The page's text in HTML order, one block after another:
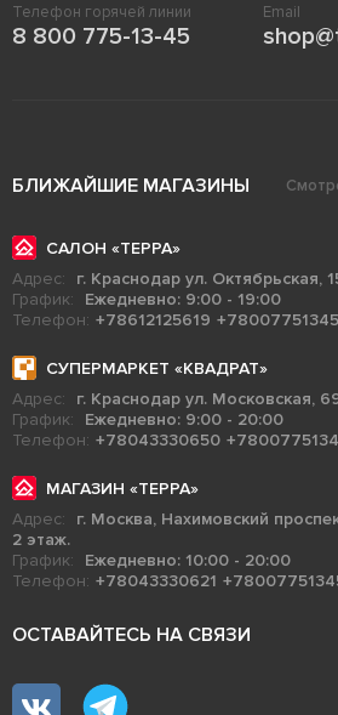
Телефон горячей линии
8 800 775-13-45
Email
БЛИЖАЙШИЕ МАГАЗИНЫ
САЛОН «ТЕРРА»
Адрес:
г. Краснодар ул. Октябрьская,
График:
Ежедневно: 9:00 - 19:00
Телефон: +78612125619 +78007751345
СУПЕРМАРКЕТ «КВАДРАТ»
Адрес:
г. Краснодар ул. Московская,
График:
Ежедневно: 9:00 - 20:00
Телефон: +78043330650
МАГАЗИН «ТЕРРА»
Адрес:
г. Москва, Нахимовский
2 этаж.
График:
Ежедневно: 10:00 - 20:00
Телефон: +78043330621
ОСТАВАЙТЕСЬ НА СВЯЗИ